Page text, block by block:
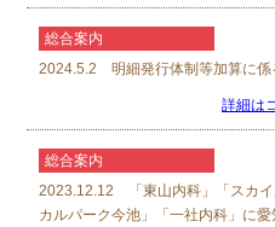
総合案内
2024.5.2 明細発行体制等加算に係
詳細は
総合案内
2023.12.12 「東山内科」「スカイ
カルパーク今池」「一社内科」に